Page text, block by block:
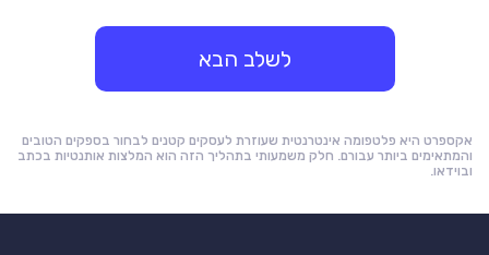
לשלב הבא
אקספרט היא פלטפומה אינטרנטית שעוזרת לעסקים קטנים לבחור בספקים הטובים
והמתאימים ביותר עבורם. חלק משמעותי בתהליך הזה הוא המלצות אותנטיות בכתב
ובוידאו.